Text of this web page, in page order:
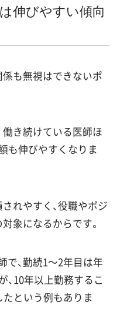
伸びやすい傾向
係も無視はできないポ
き続けている医師ほ
も伸びやすくなりま
れやすく、役職やポジ
象になるからです。
で、勤続1〜2年目は年
10年以上勤務するこ
という例もありま